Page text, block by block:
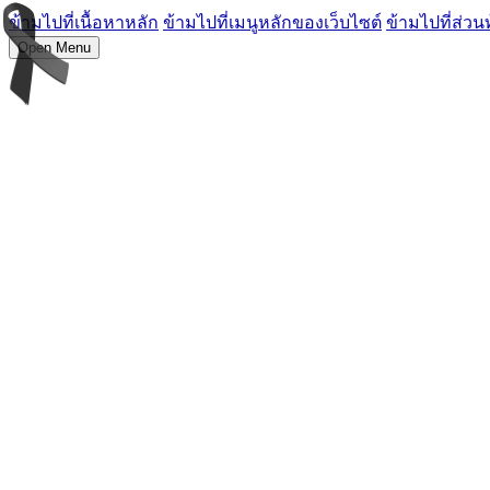
ข้ามไปที่เนื้อหาหลัก ข้ามไปที่เมนูหลักของเว็บไซต์ ข้ามไปที่ส่วน
Open Menu